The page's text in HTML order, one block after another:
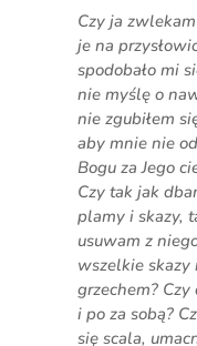
Czy ja
je na
spodobało mi
nie myślę o
nie zgubiłem
aby mnie nie
Bogu za Jego
Czy tak jak
plamy i skazy,
usuwam z
wszelkie
grzechem?
i po za sobą?
się scala,